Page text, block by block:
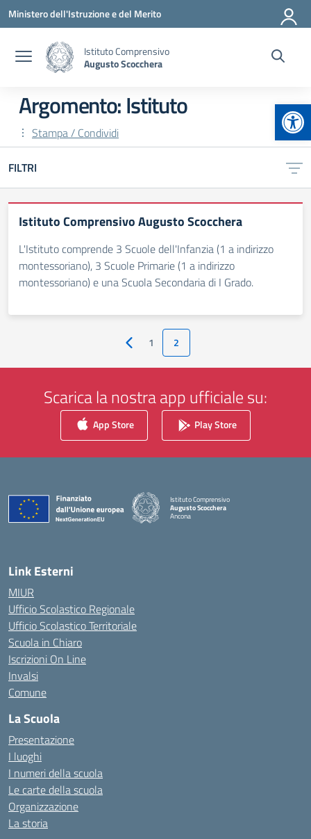
Vai ai contenuti
Vai al menu di navigazione
Vai al footer
Ministero dell'Istruzione e del Merito
Istituto Comprensivo
Augusto Scocchera
Argomento: Istituto
Stampa / Condividi
FILTRI
Istituto Comprensivo Augusto Scocchera
L'Istituto comprende 3 Scuole dell'Infanzia (1 a indirizzo
montessoriano), 3 Scuole Primarie (1 a indirizzo
montessoriano) e una Scuola Secondaria di I Grado.
Pagina precedente
1 2
Scarica la nostra app ufficiale su:
App Store Play Store
Istituto Comprensivo
Augusto Scocchera
Ancona
Link Esterni
MIUR
Ufficio Scolastico Regionale
Ufficio Scolastico Territoriale
Scuola in Chiaro
Iscrizioni On Line
Invalsi
Comune
La Scuola
Presentazione
I luoghi
I numeri della scuola
Le carte della scuola
Organizzazione
La storia